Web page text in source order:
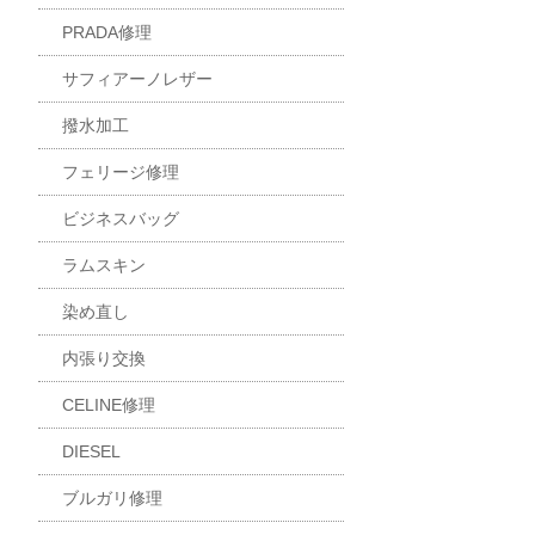
PRADA修理
サフィアーノレザー
撥水加工
フェリージ修理
ビジネスバッグ
ラムスキン
染め直し
内張り交換
CELINE修理
DIESEL
ブルガリ修理